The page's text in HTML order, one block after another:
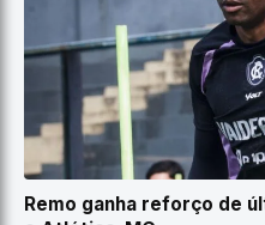
Remo ganha reforço de